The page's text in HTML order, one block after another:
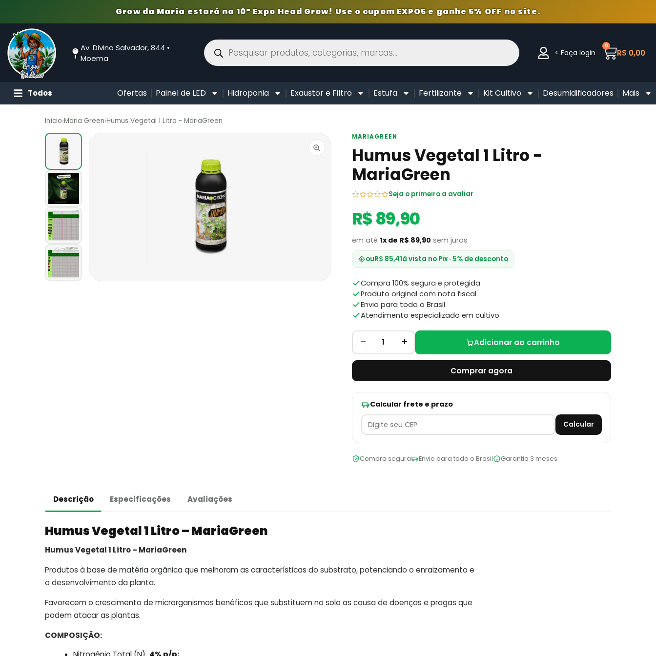
Grow da Maria estará na 10ª Expo Head Grow! Use o cupom EXPO5 e ganhe 5% OFF no site.
Av. Divino Salvador, 844 •
Moema
< Faça login R$ 0,00
0
Todos Ofertas Painel de LED Hidroponia Exaustor e Filtro Estufa Fertilizante Kit Cultivo Desumidificadores Mais
Início›Maria Green›Humus Vegetal 1 Litro - MariaGreen
MARIAGREEN
Humus Vegetal 1 Litro -
MariaGreen
Seja o primeiro a avaliar
R$ 89,90
em até 1x de R$ 89,90 sem juros
ouR$ 85,41à vista no Pix · 5% de desconto
Compra 100% segura e protegida
Produto original com nota fiscal
Envio para todo o Brasil
Atendimento especializado em cultivo
– 1 + Adicionar ao carrinho
Comprar agora
Calcular frete e prazo
Calcular
Compra segura Envio para todo o Brasil Garantia 3 meses
Descrição Especificações Avaliações
Humus Vegetal 1 Litro – MariaGreen
Humus Vegetal 1 Litro – MariaGreen
Produtos à base de matéria orgânica que melhoram as características do substrato, potenciando o enraizamento e
o desenvolvimento da planta.
Favorecem o crescimento de microrganismos benéficos que substituem no solo as causa de doenças e pragas que
podem atacar as plantas.
COMPOSIÇÃO: